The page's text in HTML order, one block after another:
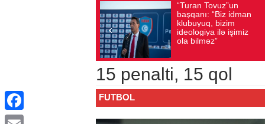
başqanı: “Biz idman
klubuyuq, bizim
ideologiya ilə işimiz
ola bilməz”
Vüqar
Avqust 05, 2026
15 penalti, 15 qol
FUTBOL
Facebook